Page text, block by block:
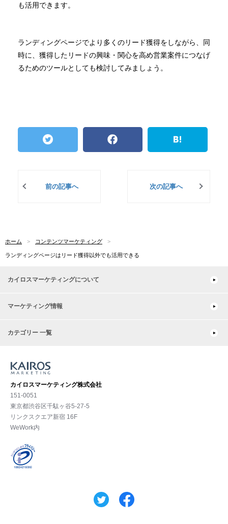
も活用できます。
ランディングページでより多くのリード獲得をしながら、同
時に、獲得したリードの興味・関心を高め営業案件につなげ
るためのツールとしても検討してみましょう。
前の記事へ 次の記事へ
ホーム コンテンツマーケティング
ランディングページはリード獲得以外でも活用できる
カイロスマーケティングについて
マーケティング情報
カテゴリー 一覧
カイロスマーケティング株式会社
151-0051
東京都渋⾕区千駄ヶ谷5-27-5
リンクスクエア新宿 16F
WeWork内